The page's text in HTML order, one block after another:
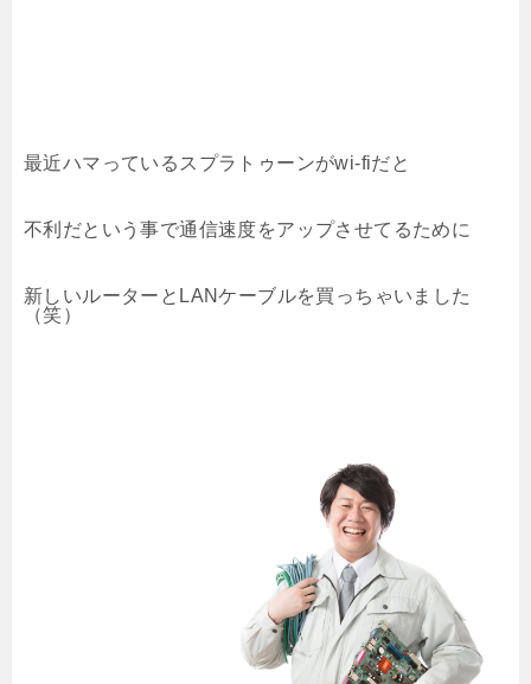
最近ハマっているスプラトゥーンがwi-fiだと
不利だという事で通信速度をアップさせてるために
新しいルーターとLANケーブルを買っちゃいました
（笑）